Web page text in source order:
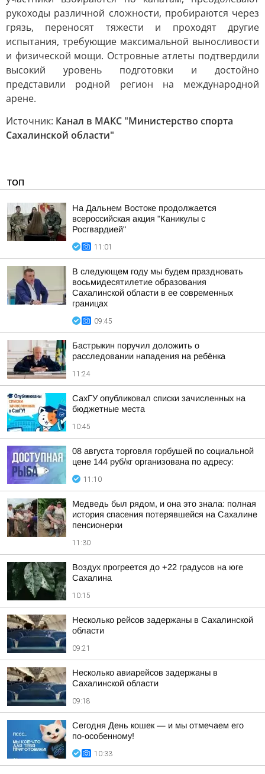
рукоходы различной сложности, пробираются через
грязь, переносят тяжести и проходят другие
испытания, требующие максимальной выносливости
и физической мощи. Островные атлеты подтвердили
высокий уровень подготовки и достойно
представили родной регион на международной
арене.
Источник: Канал в МАКС "Министерство спорта
Сахалинской области"
ТОП
На Дальнем Востоке продолжается
всероссийская акция "Каникулы с
Росгвардией"
11:01
В следующем году мы будем праздновать
восьмидесятилетие образования
Сахалинской области в ее современных
границах
09:45
Бастрыкин поручил доложить о
расследовании нападения на ребёнка
11:24
СахГУ опубликовал списки зачисленных на
бюджетные места
10:45
08 августа торговля горбушей по социальной
цене 144 руб/кг организована по адресу:
11:10
Медведь был рядом, и она это знала: полная
история спасения потерявшейся на Сахалине
пенсионерки
11:30
Воздух прогреется до +22 градусов на юге
Сахалина
10:15
Несколько рейсов задержаны в Сахалинской
области
09:21
Несколько авиарейсов задержаны в
Сахалинской области
09:18
Сегодня День кошек — и мы отмечаем его
по-особенному!
10:33